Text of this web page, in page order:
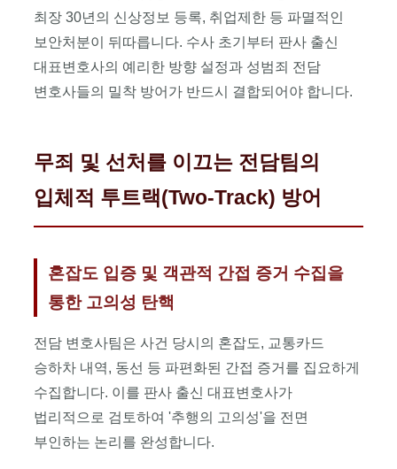
보안처분
(신상정보
등록
취업제한,
및
면제
양형
전략,
객관적
입증
교통카드
확보,
고의성
배척,
2차
가해
방지
피해자
최장 30년의 신상정보 등록, 취업제한 등 파멸적인
보안처분이 뒤따릅니다. 수사 초기부터 판사 출신
대표변호사의 예리한 방향 설정과 성범죄 전담
변호사들의 밀착 방어가 반드시 결합되어야 합니다.
무죄 및 선처를 이끄는 전담팀의
입체적 투트랙(Two-Track) 방어
혼잡도 입증 및 객관적 간접 증거 수집을
통한 고의성 탄핵
전담 변호사팀은 사건 당시의 혼잡도, 교통카드
승하차 내역, 동선 등 파편화된 간접 증거를 집요하게
수집합니다. 이를 판사 출신 대표변호사가
법리적으로 검토하여 '추행의 고의성'을 전면
부인하는 논리를 완성합니다.